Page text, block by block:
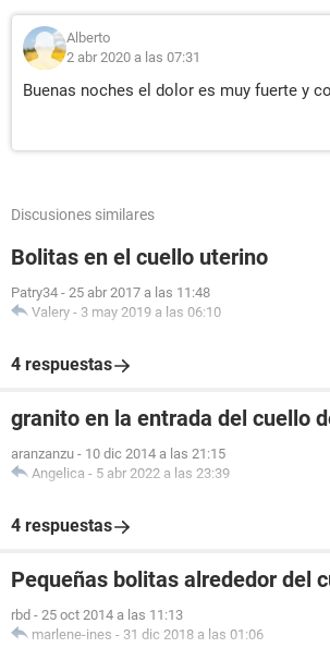
Alberto
2 abr 2020 a las 07:31
Buenas noches el dolor es muy fuerte y
Discusiones similares
Bolitas en el cuello uterino
Patry34 - 25 abr 2017 a las 11:48
Valery - 3 may 2019 a las 06:10
4 respuestas
granito en la entrada del cuello
aranzanzu - 10 dic 2014 a las 21:15
Angelica - 5 abr 2022 a las 23:39
4 respuestas
Pequeñas bolitas alrededor del
rbd - 25 oct 2014 a las 11:13
marlene-ines - 31 dic 2018 a las 01:06